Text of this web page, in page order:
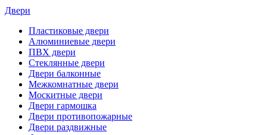
Двери
Пластиковые двери
Алюминиевые двери
ПВХ двери
Стеклянные двери
Двери балконные
Межкомнатные двери
Москитные двери
Двери гармошка
Двери противопожарные
Двери раздвижные